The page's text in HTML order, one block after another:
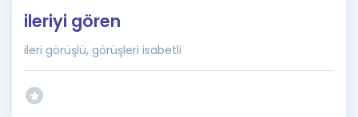
ileriyi gören
ileri görüşlü, görüşleri isabetli